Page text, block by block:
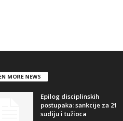
MORE NEWS
Epilog disciplinskih
postupaka: sankcije za 21
sudiju i tužioca